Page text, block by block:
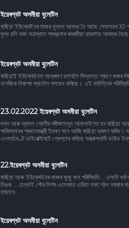
ইয়েৰশ্বট অসমীয়া বুলেটিন
ৰাছিয়া ইউক্ৰেইনৰ মাজৰ যুদ্ধত আবদ্ধ হৈ আছে মেঘালয়ৰ 10
যুদ্ধ চলি থকা অৱস্থাত প্ৰবঞ্ছনাৰ ৰমৰমীয়া ব্যৱসায় আৰম্ভ
ইয়েৰশ্বট অসমীয়া বুলেটিন
ৰাছিয়াই ইউক্ৰেইনত আক্ৰমণ চলাবলৈ সিদ্ধান্ত গ্ৰহণ কৰাৰ
নাগৰিকে নিৰাপদ স্থানলৈ পলায়ন কৰিছে। এই মৰ্মান্তিক
23.02.2022 ইয়েৰশ্বট অসমীয়া বুলেটিন
দশম আৰু দ্বাদশ শ্ৰেণীৰ পৰীক্ষাসমূহ আফলাইণত হব ৰাছিয়া
পাকিস্তানৰ প্ৰধানমন্ত্ৰী ইমৰণ খনে আজি ৰাছিয়া ভ্ৰমণ কৰিব।
এনফৰ্চমেণ্ট ডাইৰেক্টৰেটে গ্ৰেপ্তাৰ কৰিছে সন্ত্ৰাসবাদী ডাউড
22.ইয়েৰশ্বট অসমীয়া বুলেটিন
ৰাছিয়া আৰু ইউক্ৰেইনৰ মাজৰ জুজু ধান পৰিস্থিতি... এলানি
সিঙক ... চেন্নাই পৌৰ নিগম এলেকাত এৰিয়া সভা গঠন নকৰাৰ
হাছানে..
ইয়েৰশ্বট অসমীয়া বুলেটিন